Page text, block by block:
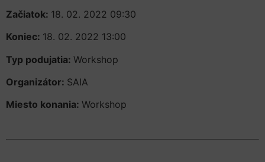
Začiatok: 18. 02. 2022 09:30
Koniec: 18. 02. 2022 13:00
Typ podujatia: Workshop
Organizátor: SAIA
Miesto konania: Workshop